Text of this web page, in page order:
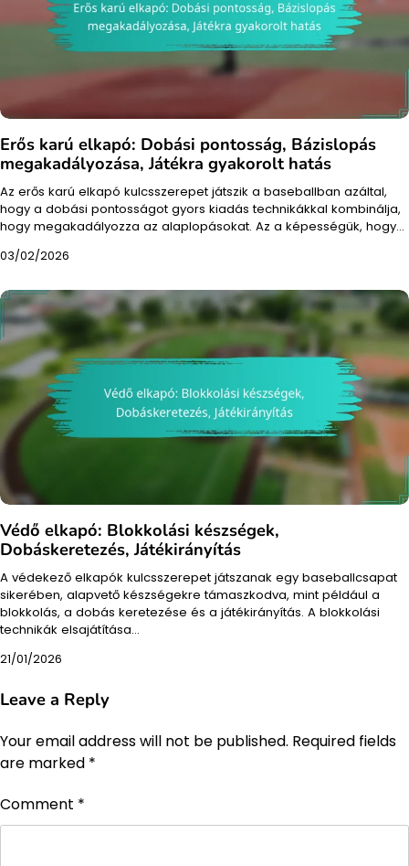
Erős karú elkapó: Dobási pontosság, Bázislopás
megakadályozása, Játékra gyakorolt hatás
Az erős karú elkapó kulcsszerepet játszik a baseballban azáltal,
hogy a dobási pontosságot gyors kiadás technikákkal kombinálja,
hogy megakadályozza az alaplopásokat. Az a képességük, hogy…
03/02/2026
Védő elkapó: Blokkolási készségek,
Dobáskeretezés, Játékirányítás
A védekező elkapók kulcsszerepet játszanak egy baseballcsapat
sikerében, alapvető készségekre támaszkodva, mint például a
blokkolás, a dobás keretezése és a játékirányítás. A blokkolási
technikák elsajátítása…
21/01/2026
Leave a Reply
Your email address will not be published. Required fields
are marked *
Comment *